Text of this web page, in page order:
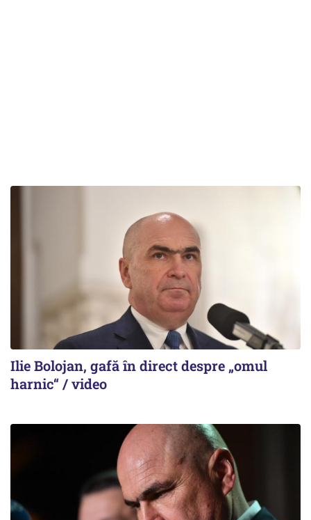
Ilie Bolojan, gafă în direct despre „omul
harnic“ / video